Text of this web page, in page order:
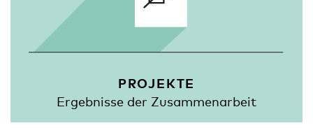
PROJEKTE
Ergebnisse der Zusammenarbeit